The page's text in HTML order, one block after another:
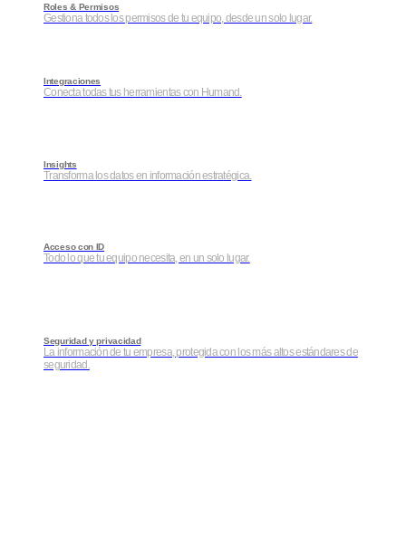
Roles & Permisos
Gestiona todos los permisos de tu equipo, desde un solo lugar.
Integraciones
Conecta todas tus herramientas con Humand.
Insights
Transforma los datos en información estratégica.
Acceso con ID
Todo lo que tu equipo necesita, en un solo lugar.
Seguridad y privacidad
La información de tu empresa, protegida con los más altos estándares de
seguridad.